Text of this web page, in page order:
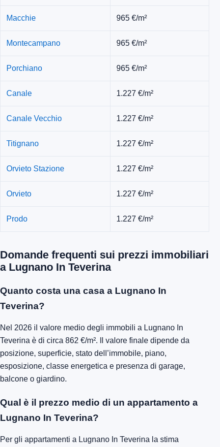
Macchie 965 €/m²
Montecampano 965 €/m²
Porchiano 965 €/m²
Canale 1.227 €/m²
Canale Vecchio 1.227 €/m²
Titignano 1.227 €/m²
Orvieto Stazione 1.227 €/m²
Orvieto 1.227 €/m²
Prodo 1.227 €/m²
Domande frequenti sui prezzi immobiliari
a Lugnano In Teverina
Quanto costa una casa a Lugnano In
Teverina?
Nel 2026 il valore medio degli immobili a Lugnano In
Teverina è di circa 862 €/m². Il valore finale dipende da
posizione, superficie, stato dell’immobile, piano,
esposizione, classe energetica e presenza di garage,
balcone o giardino.
Qual è il prezzo medio di un appartamento a
Lugnano In Teverina?
Per gli appartamenti a Lugnano In Teverina la stima